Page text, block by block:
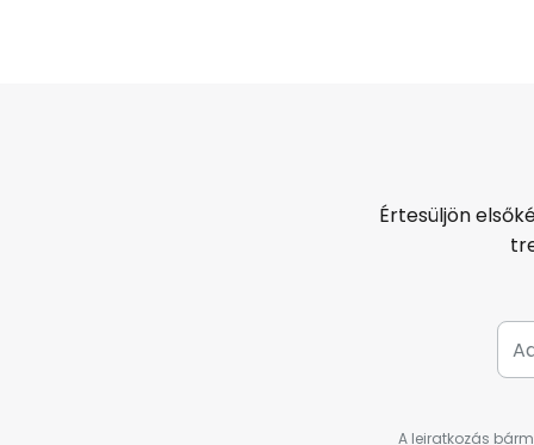
Értesüljön
A leiratkozás